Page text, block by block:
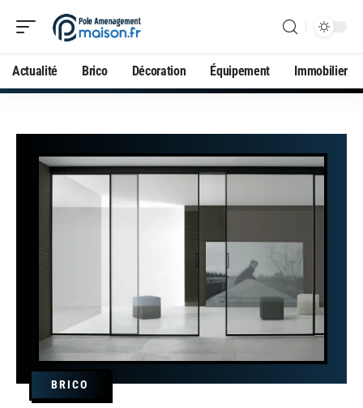
Actualité Brico Décoration Équipement Immobilier
BRICO